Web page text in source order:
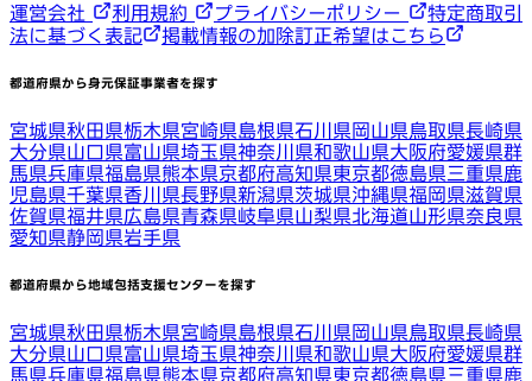
運営会社 利用規約 プライバシーポリシー
特定商取引
法に基づく表記
掲載情報の加除訂正希望はこちら
都道府県から身元保証事業者を探す
宮城県秋田県栃木県宮崎県島根県石川県岡山県鳥取県長崎県
大分県山口県富山県埼玉県神奈川県和歌山県大阪府愛媛県群
馬県兵庫県福島県熊本県京都府高知県東京都徳島県三重県鹿
児島県千葉県香川県長野県新潟県茨城県沖縄県福岡県滋賀県
佐賀県福井県広島県青森県岐阜県山梨県北海道山形県奈良県
愛知県静岡県岩手県
都道府県から地域包括支援センターを探す
宮城県秋田県栃木県宮崎県島根県石川県岡山県鳥取県長崎県
大分県山口県富山県埼玉県神奈川県和歌山県大阪府愛媛県群
馬県兵庫県福島県熊本県京都府高知県東京都徳島県三重県鹿